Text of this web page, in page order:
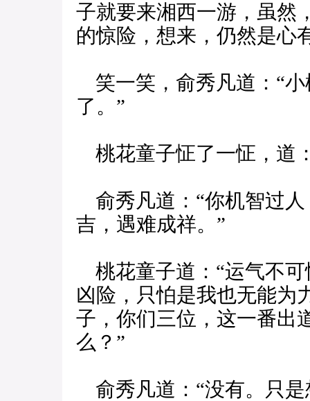
子就要来湘西一游，虽然
的惊险，想来，仍然是心
笑一笑，俞秀凡道：“
了。”
桃花童子怔了一怔，道
俞秀凡道：“你机智过
吉，遇难成祥。”
桃花童子道：“运气不
凶险，只怕是我也无能为
子，你们三位，这一番出
么？”
俞秀凡道：“没有。只是